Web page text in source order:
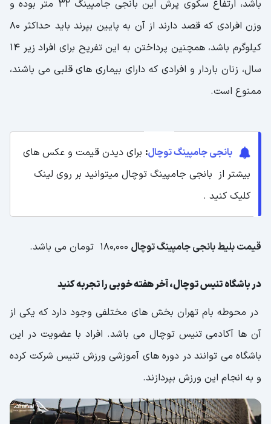
باشد، ارتفاع سکوی پرش این بانجی جامپینگ 32 متر بوده و
وزن افرادی که قصد دارند از آن به پایین بپرند باید حداکثر 80
کیلوگرم باشد، همچنین پرداختن به این تفریح برای افراد زیر 14
سال، زنان باردار و افرادی که دارای بیماری های قلبی می باشند،
ممنوع است.
بانجی جامپینگ توچال: برای دیدن قیمت و عکس های
بیشتر از بانجی جامپینگ توچال میتوانید بر روی لینک
کلیک کنید .
قیمت بلیط بانجی جامپینگ توچال
در باشگاه تنیس توچال، آخر هفته خوبی را تجربه کنید
در محوطه بام تهران بخش های مختلفی وجود دارد که یکی از
آن ها آکادمی تنیس توچال می باشد. افراد با عضویت در این
باشگاه می توانند در دوره های آموزشی ورزش تنیس شرکت کرده
و به انجام این ورزش بپردازند.